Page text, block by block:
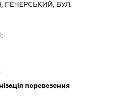
ПЕЧЕРСЬКИЙ, ВУЛ.
перевезення